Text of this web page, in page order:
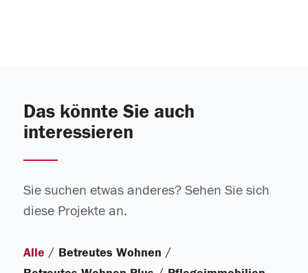
Das könnte Sie auch
interessieren
Sie suchen etwas anderes? Sehen Sie sich
diese Projekte an.
Alle / Betreutes Wohnen /